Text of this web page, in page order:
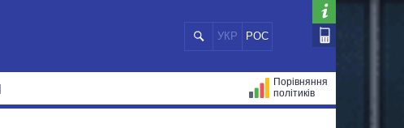
УКР РОС
Порівняння
політиків